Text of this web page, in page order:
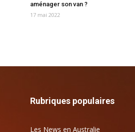
aménager son van ?
17 mai 2022
Rubriques populaires
Les News en Australie